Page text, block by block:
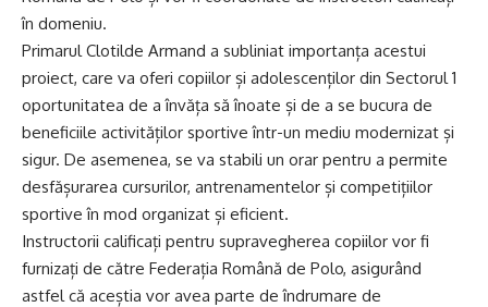
în domeniu.
Primarul Clotilde Armand a subliniat importanța acestui
proiect, care va oferi copiilor și adolescenților din Sectorul 1
oportunitatea de a învăța să înoate și de a se bucura de
beneficiile activităților sportive într-un mediu modernizat și
sigur. De asemenea, se va stabili un orar pentru a permite
desfășurarea cursurilor, antrenamentelor și competițiilor
sportive în mod organizat și eficient.
Instructorii calificați pentru supravegherea copiilor vor fi
furnizați de către Federația Română de Polo, asigurând
astfel că aceștia vor avea parte de îndrumare de